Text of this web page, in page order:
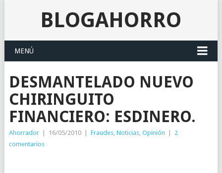
BLOGAHORRO
MENÚ
DESMANTELADO NUEVO
CHIRINGUITO
FINANCIERO: ESDINERO.
Ahorrador 16/05/2010 Fraudes, Noticias, Opinión
2
comentarios